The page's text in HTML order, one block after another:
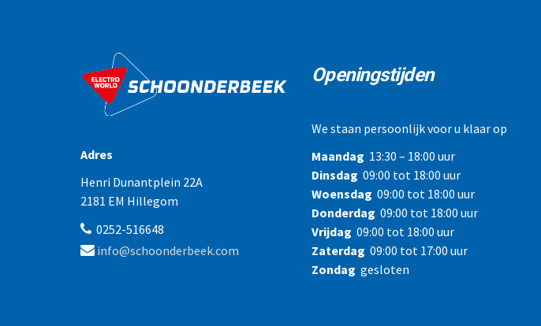
Adres
Henri Dunantplein 22A
2181 EM Hillegom
0252-516648
info@schoonderbeek.com
Openingstijden
We staan persoonlijk voor u klaar op
Maandag 13:30 – 18:00 uur
Dinsdag 09:00 tot 18:00 uur
Woensdag 09:00 tot 18:00 uur
Donderdag 09:00 tot 18:00 uur
Vrijdag 09:00 tot 18:00 uur
Zaterdag 09:00 tot 17:00 uur
Zondag gesloten